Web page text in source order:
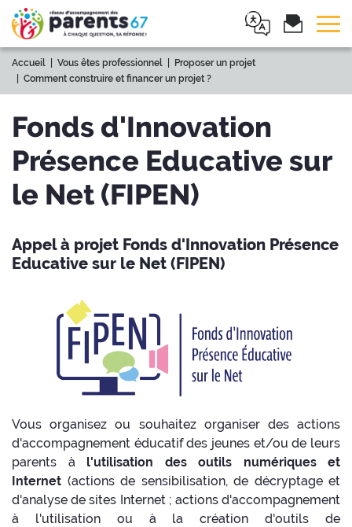
Accueil Vous êtes professionnel
Proposer un projet
Comment construire et financer un projet ?
Fonds d'Innovation
Présence Educative sur
le Net (FIPEN)
Appel à projet Fonds d'Innovation Présence
Educative sur le Net (FIPEN)
Vous organisez ou souhaitez organiser des actions
d'accompagnement éducatif des jeunes et/ou de leurs
parents à l'utilisation des outils numériques et
Internet (actions de sensibilisation, de décryptage et
d'analyse de sites Internet ; actions d'accompagnement
à l'utilisation ou à la création d'outils de